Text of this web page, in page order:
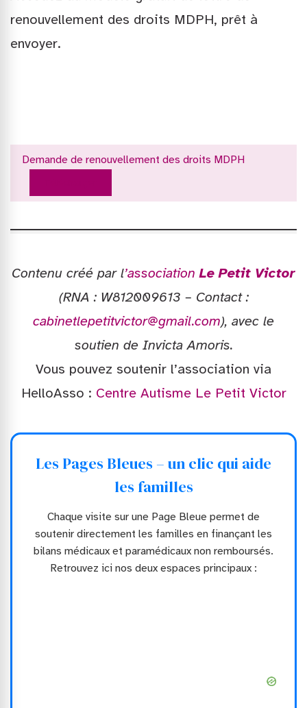
renouvellement des droits MDPH, prêt à
envoyer.
Demande de renouvellement des droits MDPH
Contenu créé par l’associationLe Petit Victor
(RNA : W812009613 – Contact :
cabinetlepetitvictor@gmail.com), avec le
soutien de Invicta Amoris.
Vous pouvez soutenir l’association via
HelloAsso : Centre Autisme Le Petit Victor
Les Pages Bleues – un clic qui aide
les familles
Chaque visite sur une Page Bleue permet de
soutenir directement les familles en finançant les
bilans médicaux et paramédicaux non remboursés.
Retrouvez ici nos deux espaces principaux :